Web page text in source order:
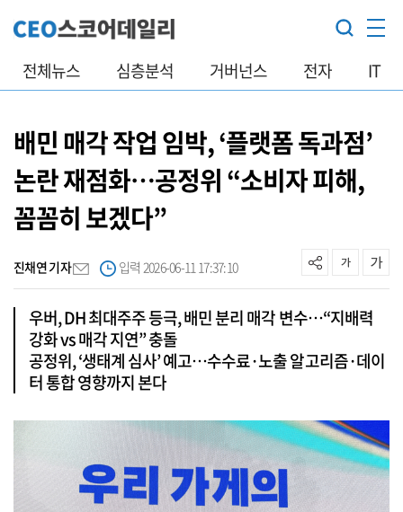
전체뉴스 심층분석 거버넌스 전자 IT
배민 매각 작업 임박, ‘플랫폼 독과점’
논란 재점화…공정위 “소비자 피해,
꼼꼼히 보겠다”
진채연 기자 입력 2026-06-11 17:37:10
우버, DH 최대주주 등극, 배민 분리 매각 변수…“지배력
강화 vs 매각 지연” 충돌
공정위, ‘생태계 심사’ 예고…수수료·노출 알고리즘·데이
터 통합 영향까지 본다